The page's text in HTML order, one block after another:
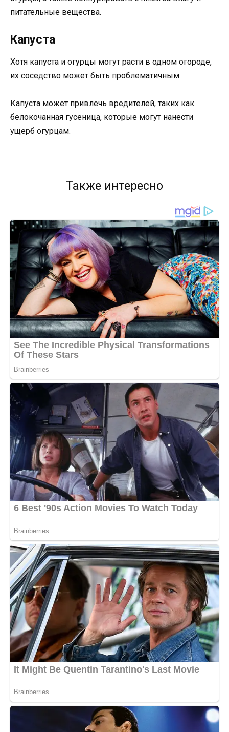
питательные вещества.
Капуста
Хотя капуста и огурцы могут расти в одном огороде,
их соседство может быть проблематичным.
Капуста может привлечь вредителей, таких как
белокочанная гусеница, которые могут нанести
ущерб огурцам.
Также интересно